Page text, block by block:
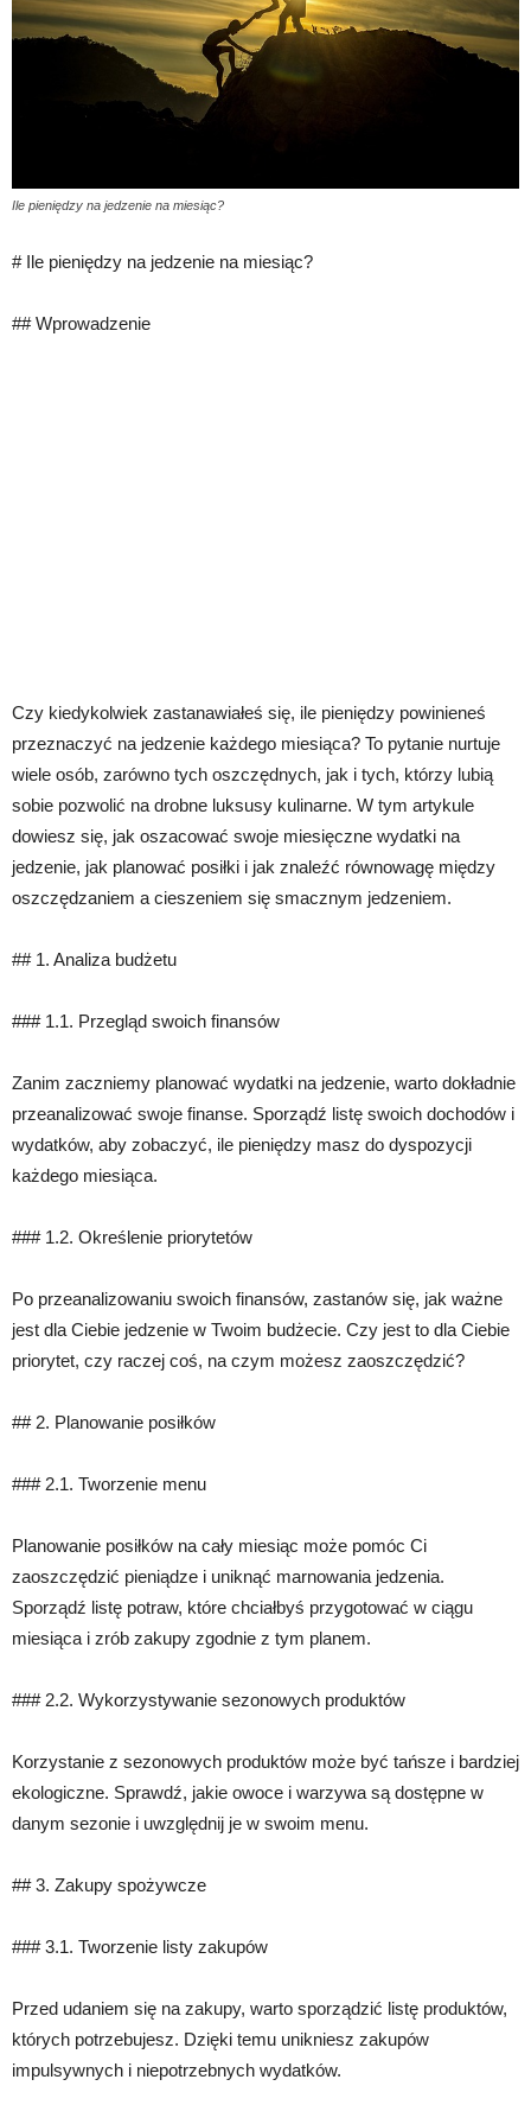
Ile pieniędzy na jedzenie na miesiąc?
# Ile pieniędzy na jedzenie na miesiąc?
## Wprowadzenie
Czy kiedykolwiek zastanawiałeś się, ile pieniędzy powinieneś
przeznaczyć na jedzenie każdego miesiąca? To pytanie nurtuje
wiele osób, zarówno tych oszczędnych, jak i tych, którzy lubią
sobie pozwolić na drobne luksusy kulinarne. W tym artykule
dowiesz się, jak oszacować swoje miesięczne wydatki na
jedzenie, jak planować posiłki i jak znaleźć równowagę między
oszczędzaniem a cieszeniem się smacznym jedzeniem.
## 1. Analiza budżetu
### 1.1. Przegląd swoich finansów
Zanim zaczniemy planować wydatki na jedzenie, warto dokładnie
przeanalizować swoje finanse. Sporządź listę swoich dochodów i
wydatków, aby zobaczyć, ile pieniędzy masz do dyspozycji
każdego miesiąca.
### 1.2. Określenie priorytetów
Po przeanalizowaniu swoich finansów, zastanów się, jak ważne
jest dla Ciebie jedzenie w Twoim budżecie. Czy jest to dla Ciebie
priorytet, czy raczej coś, na czym możesz zaoszczędzić?
## 2. Planowanie posiłków
### 2.1. Tworzenie menu
Planowanie posiłków na cały miesiąc może pomóc Ci
zaoszczędzić pieniądze i uniknąć marnowania jedzenia.
Sporządź listę potraw, które chciałbyś przygotować w ciągu
miesiąca i zrób zakupy zgodnie z tym planem.
### 2.2. Wykorzystywanie sezonowych produktów
Korzystanie z sezonowych produktów może być tańsze i bardziej
ekologiczne. Sprawdź, jakie owoce i warzywa są dostępne w
danym sezonie i uwzględnij je w swoim menu.
## 3. Zakupy spożywcze
### 3.1. Tworzenie listy zakupów
Przed udaniem się na zakupy, warto sporządzić listę produktów,
których potrzebujesz. Dzięki temu unikniesz zakupów
impulsywnych i niepotrzebnych wydatków.